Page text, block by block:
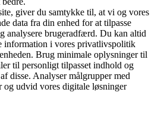
giver du samtykke til, at vi og vores
data fra din enhed for at tilpasse
analysere brugeradfærd. Du kan altid
information i vores privatlivspolitik
Brug minimale oplysninger til
til personligt tilpasset indhold og
disse. Analyser målgrupper med
og udvid vores digitale løsninger